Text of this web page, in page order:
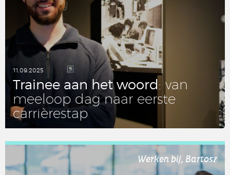
11.09.2025
Trainee aan het woord: van
meeloop dag naar eerste
carrièrestap
LEES DIT ARTIKEL
Werken bij, Bartosz